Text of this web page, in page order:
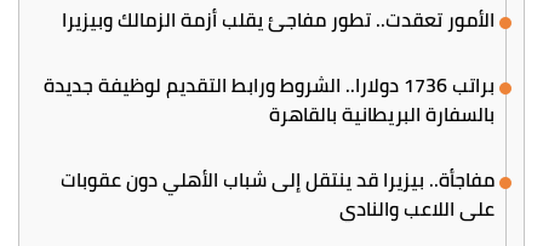
الأمور تعقدت.. تطور مفاجئ يقلب أزمة الزمالك وبيزيرا
براتب 1736 دولارا.. الشروط ورابط التقديم لوظيفة جديدة
بالسفارة البريطانية بالقاهرة
مفاجأة.. بيزيرا قد ينتقل إلى شباب الأهلي دون عقوبات
على اللاعب والنادي